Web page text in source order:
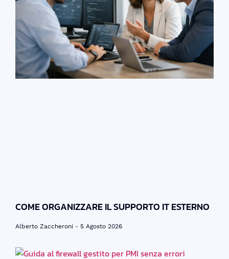
COME ORGANIZZARE IL SUPPORTO IT ESTERNO
Alberto Zaccheroni 5 Agosto 2026